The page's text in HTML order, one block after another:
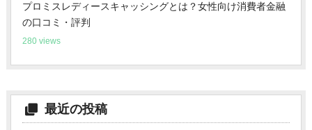
プロミスレディースキャッシングとは？女性向け消費者金融
の口コミ・評判
280 views
最近の投稿